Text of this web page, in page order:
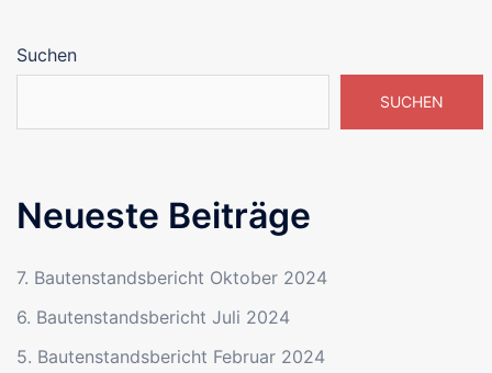
Suchen
SUCHEN
Neueste Beiträge
7. Bautenstandsbericht Oktober 2024
6. Bautenstandsbericht Juli 2024
5. Bautenstandsbericht Februar 2024